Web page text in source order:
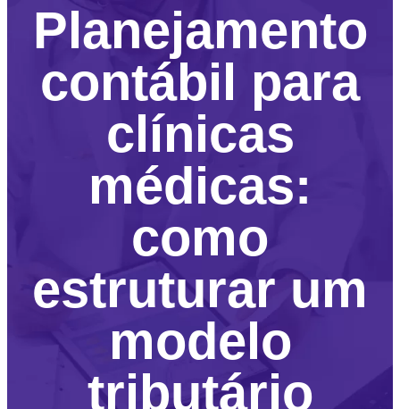
Planejamento
contábil para
clínicas
médicas:
como
estruturar um
modelo
tributário